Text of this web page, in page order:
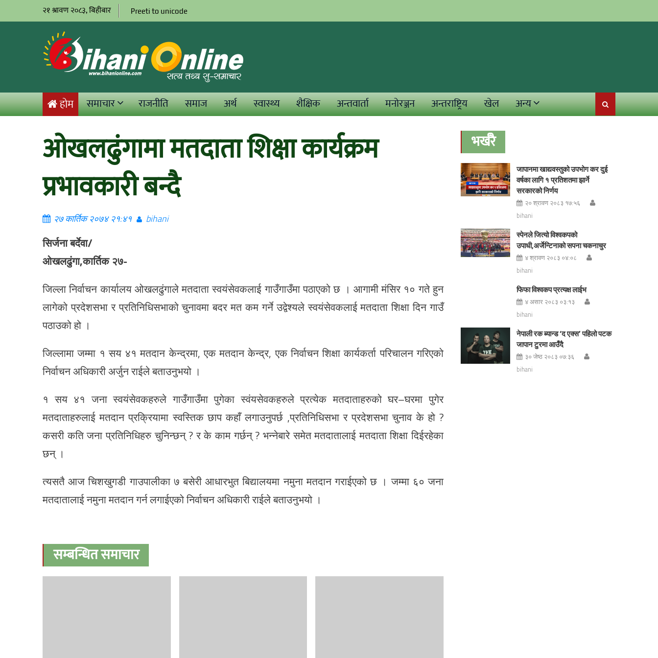
२१ श्रावण २०८३, बिहीबार Preeti to unicode
होम समाचार राजनीति समाज अर्थ स्वास्थ्य शैक्षिक अन्तवार्ता मनोरञ्जन अन्तराष्ट्रिय खेल अन्य
ओखलढुंगामा मतदाता शिक्षा कार्यक्रम
प्रभावकारी बन्दै
२७ कार्तिक २०७४ २१:४१ bihani
सिर्जना बर्देवा/
ओखलढुंगा,कार्तिक २७-
जिल्ला निर्वाचन कार्यालय ओखलढुंगाले मतदाता स्वयंसेवकलाई गाउँगाउँमा पठाएको छ । आगामी मंसिर १० गते हुन
लागेको प्रदेशसभा र प्रतिनिधिसभाको चुनावमा बदर मत कम गर्ने उद्वेश्यले स्वयंसेवकलाई मतदाता शिक्षा दिन गाउँ
पठाउको हो ।
जिल्लामा जम्मा १ सय ४१ मतदान केन्द्रमा, एक मतदान केन्द्र, एक निर्वाचन शिक्षा कार्यकर्ता परिचालन गरिएको
निर्वाचन अधिकारी अर्जुन राईले बताउनुभयो ।
१ सय ४१ जना स्वयंसेवकहरुले गाउँगाउँमा पुगेका स्वंयसेवकहरुले प्रत्येक मतदाताहरुको घर–घरमा पुगेर
मतदाताहरुलाई मतदान प्रक्रियामा स्वस्तिक छाप कहाँ लगाउनुपर्छ ,प्रतिनिधिसभा र प्रदेशसभा चुनाव के हो ?
कसरी कति जना प्रतिनिधिहरु चुनिन्छन् ? र के काम गर्छन् ? भन्नेबारे समेत मतदातालाई मतदाता शिक्षा दिईरहेका
छन् ।
त्यसतै आज चिशखुगडी गाउपालीका ७ बसेरी आधारभुत बिद्यालयमा नमुना मतदान गराईएको छ । जम्मा ६० जना
मतदातालाई नमुना मतदान गर्न लगाईएको निर्वाचन अधिकारी राईले बताउनुभयो ।
सम्बन्धित समाचार
भर्खरै
जापानमा खाद्यवस्तुको उपभोग कर दुई
वर्षका लागि १ प्रतिशतमा झार्ने
सरकारको निर्णय
२० श्रावण २०८३ १७:५६
bihani
स्पेनले जित्यो विश्वकपको
उपाधी,अर्जेन्टिनाको सपना चकनाचुर
४ श्रावण २०८३ ०४:०८
bihani
फिफा विश्वकप प्रत्यक्ष लाईभ
४ असार २०८३ ०३:१३
bihani
नेपाली रक ब्यान्ड ‘द एक्स’ पहिलो पटक
जापान टुरमा आउँदै
३० जेष्ठ २०८३ ०७:३६
bihani